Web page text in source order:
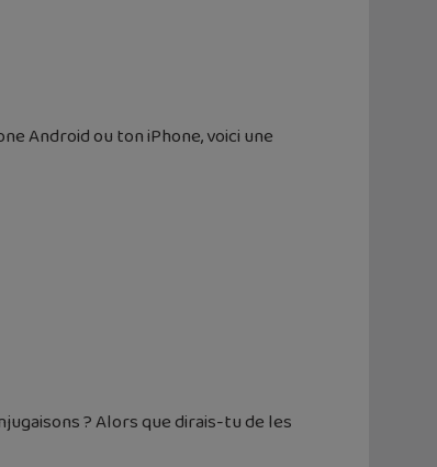
Android ou ton iPhone, voici une
? Alors que dirais-tu de les